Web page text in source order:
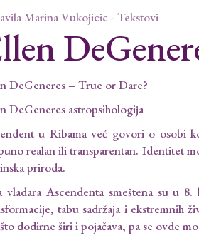
Marina Vukojicic Tekstovi
DeGeneres – True or Dare?
DeGeneres astropsihologija
u Ribama već govori o osobi
realan ili transparentan. Identitet
priroda.
vladara Ascendenta smeštena su u
tabu sadržaja i ekstremnih
dodirne širi i pojačava, pa se ovde